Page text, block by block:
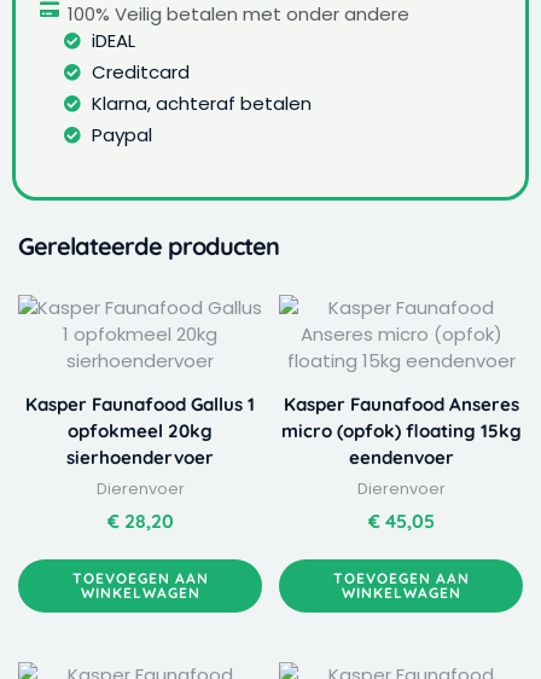
100% Veilig betalen met onder andere
iDEAL
Creditcard
Klarna, achteraf betalen
Paypal
Gerelateerde producten
Kasper Faunafood Gallus 1
opfokmeel 20kg
sierhoendervoer
Dierenvoer
€28,20
TOEVOEGEN AAN
WINKELWAGEN
Kasper Faunafood Anseres
micro (opfok) floating 15kg
eendenvoer
Dierenvoer
€45,05
TOEVOEGEN AAN
WINKELWAGEN